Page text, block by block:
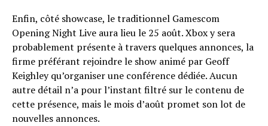
Enfin, côté showcase, le traditionnel Gamescom
Opening Night Live aura lieu le 25 août. Xbox y sera
probablement présente à travers quelques annonces, la
firme préférant rejoindre le show animé par Geoff
Keighley qu’organiser une conférence dédiée. Aucun
autre détail n’a pour l’instant filtré sur le contenu de
cette présence, mais le mois d’août promet son lot de
nouvelles annonces.